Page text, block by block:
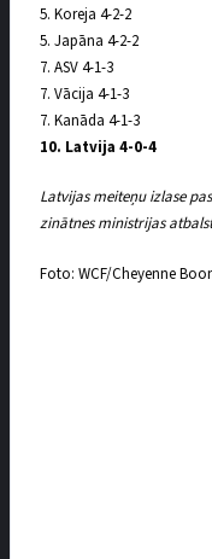
5. Koreja 4-2-2
5. Japāna 4-2-2
7. ASV 4-1-3
7. Vācija 4-1-3
7. Kanāda 4-1-3
10. Latvija 4-0-4
Latvijas meiteņu izlase
zinātnes ministrijas
Foto: WCF/Cheyenne